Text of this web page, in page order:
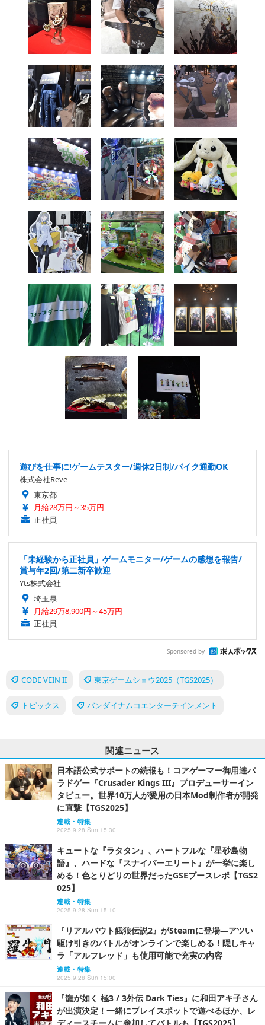
遊びを仕事に!ゲームテスター/週休2日制/バイク通勤OK
株式会社Reve
東京都
月給28万円～35万円
正社員
「未経験から正社員」ゲームモニター/ゲームの感想を報告/
賞与年2回/第二新卒歓迎
Yts株式会社
埼玉県
月給29万8,900円～45万円
正社員
Sponsored by
CODE VEIN II 東京ゲームショウ2025（TGS2025）
トピックス バンダイナムコエンターテインメント
関連ニュース
日本語公式サポートの続報も！コアゲーマー御用達パ
ラドゲー『Crusader Kings III』プロデューサーイン
タビュー。世界10万人が愛用の日本Mod制作者が開発
に直撃【TGS2025】
連載・特集
2025.9.28 Sun 15:30
キュートな『ラタタン』、ハートフルな『星砂島物
語』、ハードな『スナイパーエリート』が一挙に楽し
める！色とりどりの世界だったGSEブースレポ【TGS2
025】
連載・特集
2025.9.28 Sun 15:10
『リアルバウト餓狼伝説2』がSteamに登場―アツい
駆け引きのバトルがオンラインで楽しめる！隠しキャ
ラ「アルフレッド」も使用可能で充実の内容
連載・特集
2025.9.28 Sun 15:00
『龍が如く 極3 / 3外伝 Dark Ties』に和田アキ子さん
が出演決定！一緒にプレイスポットで遊べるほか、レ